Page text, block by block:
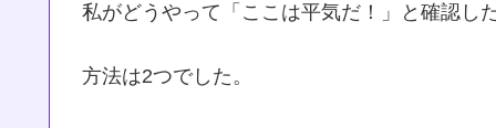
私がどうやって「ここは平気だ！」と確認し
方法は2つでした。